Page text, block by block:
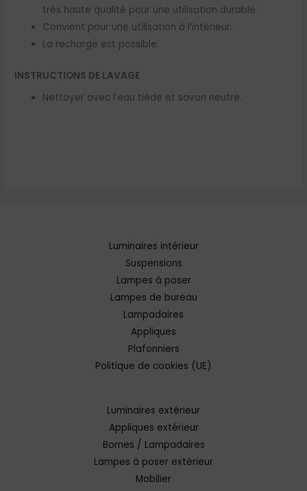
très haute qualité pour une utilisation durable.
Convient pour une utilisation à l’intérieur.
La recharge est possible.
INSTRUCTIONS DE LAVAGE
Nettoyer avec l’eau tiède et savon neutre.
Luminaires intérieur
Suspensions
Lampes à poser
Lampes de bureau
Lampadaires
Appliques
Plafonniers
Politique de cookies (UE)
Luminaires extérieur
Appliques extérieur
Bornes / Lampadaires
Lampes à poser extérieur
Mobilier